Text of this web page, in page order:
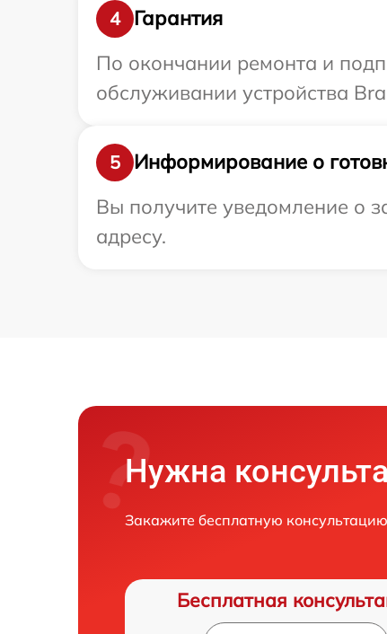
4
Гарантия
По окончании ремонта и
обслуживании устройства
5
Информирование о
Вы получите уведомление о
адресу.
Нужна
Закажите бесплатную консультацию
Бесплатная